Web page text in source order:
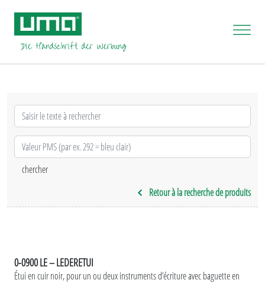
Retour à la recherche de produits
0-0900 LE – LEDERETUI
Étui en cuir noir, pour un ou deux instruments d’écriture avec baguette en